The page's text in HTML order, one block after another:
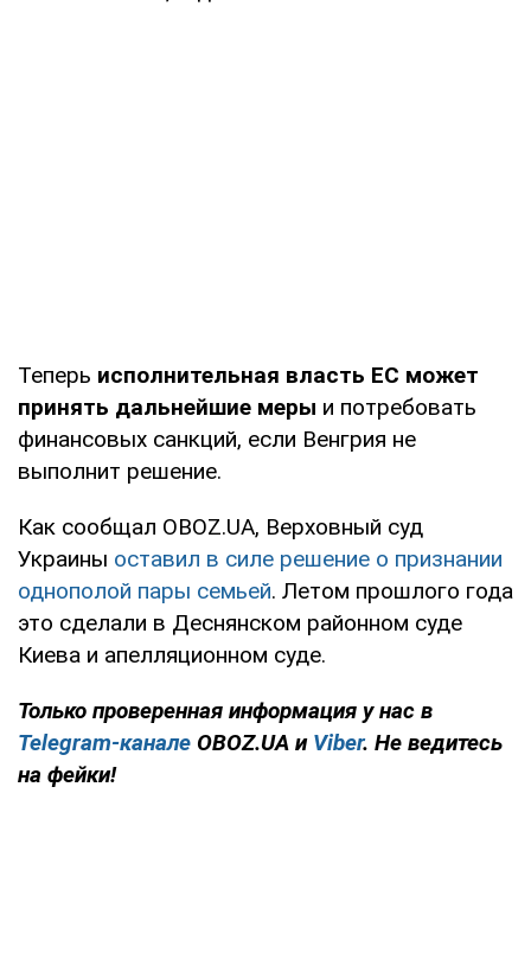
Теперь исполнительная власть ЕС может
принять дальнейшие меры и потребовать
финансовых санкций, если Венгрия не
выполнит решение.
Как сообщал OBOZ.UA, Верховный суд
Украины оставил в силе решение о признании
однополой пары семьей. Летом прошлого года
это сделали в Деснянском районном суде
Киева и апелляционном суде.
Только проверенная информация у нас в
Telegram-канале OBOZ.UA и Viber. Не ведитесь
на фейки!